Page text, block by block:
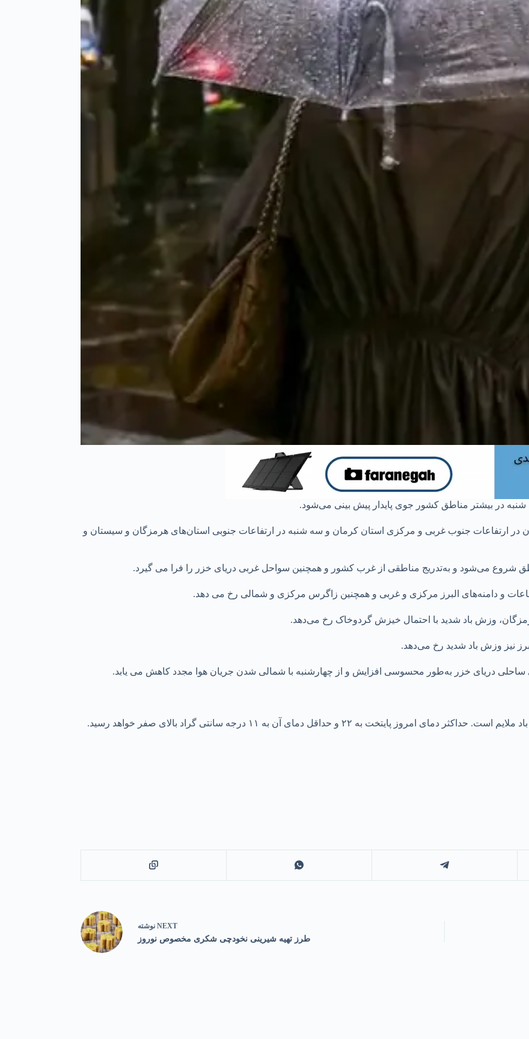
شنبه در بیشتر مناطق کشور جوی پایدار پیش بینی می‌شود.
در ارتفاعات جنوب غربی و مرکزی استان کرمان و سه شنبه در ارتفاعات جنوبی استان‌های هرمزگان و سیستان و
شروع می‌شود و به‌تدریج مناطقی از غرب کشور و همچنین سواحل غربی دریای خزر را فرا می گیرد.
و دامنه‌های البرز مرکزی و غربی و همچنین زاگرس مرکزی و شمالی رخ می دهد.
وزش باد شدید با احتمال خیزش گردوخاک رخ می‌دهد.
نیز وزش باد شدید رخ می‌دهد.
ساحلی دریای خزر به‌طور محسوسی افزایش و از چهارشنبه با شمالی شدن جریان هوا مجدد کاهش می یابد.
۲۲ و حداقل دمای آن به ۱۱ درجه سانتی گراد بالای صفر خواهد رسید.
NEXT نوشته
طرز تهیه شیرینی نخودچی شکری مخصوص نوروز